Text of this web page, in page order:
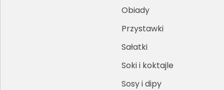
Obiady
Przystawki
Sałatki
Soki i koktajle
Sosy i dipy